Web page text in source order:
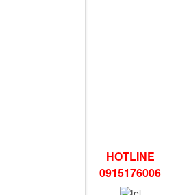
HOTLINE
0915176006